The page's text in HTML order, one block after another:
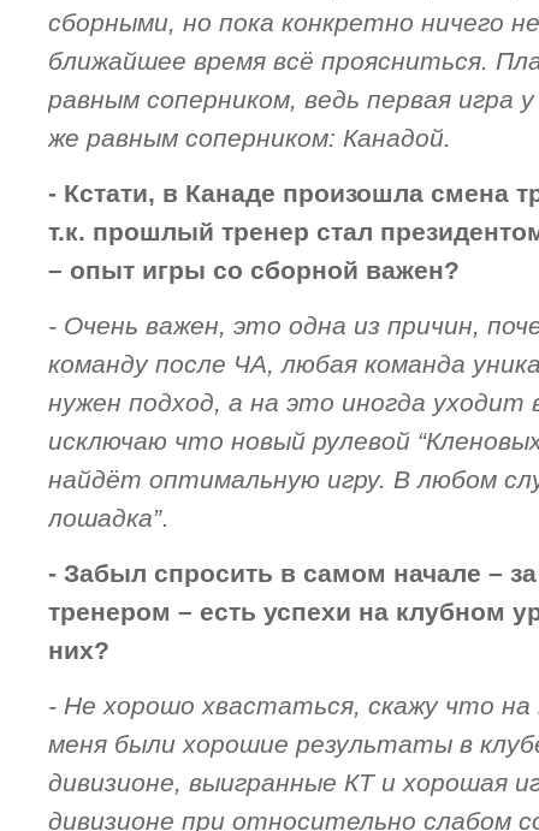
сборными, но пока конкретно ничего
ближайшее время всё проясниться.
равным соперником, ведь первая игра
же равным соперником: Канадой.
- Кстати, в Канаде произошла смена
т.к. прошлый тренер стал
– опыт игры со сборной важен?
- Очень важен, это одна из причин,
команду после ЧА, любая команда
нужен подход, а на это иногда уходит
исключаю что новый рулевой
найдёт оптимальную игру. В любом
лошадка”.
- Забыл спросить в самом начале – за
тренером – есть успехи на клубном
них?
- Не хорошо хвастаться, скажу что
меня были хорошие результаты в
дивизионе, выигранные КТ и хорошая
дивизионе при относительно слабом